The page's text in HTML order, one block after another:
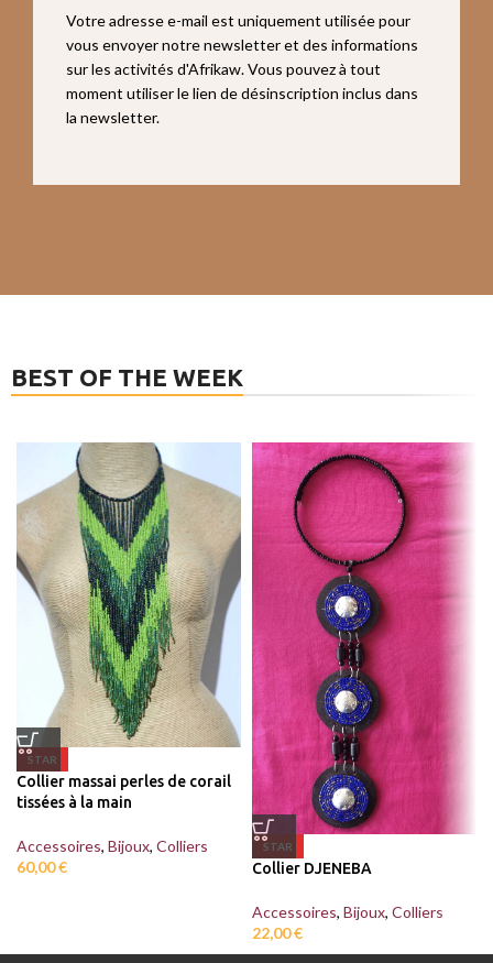
Votre adresse e-mail est uniquement utilisée pour
vous envoyer notre newsletter et des informations
sur les activités d'Afrikaw. Vous pouvez à tout
moment utiliser le lien de désinscription inclus dans
la newsletter.
BEST OF THE WEEK
STAR
Collier massai perles de corail
tissées à la main
Accessoires, Bijoux, Colliers
60,00€
STAR
Collier DJENEBA
Accessoires, Bijoux, Colliers
22,00€